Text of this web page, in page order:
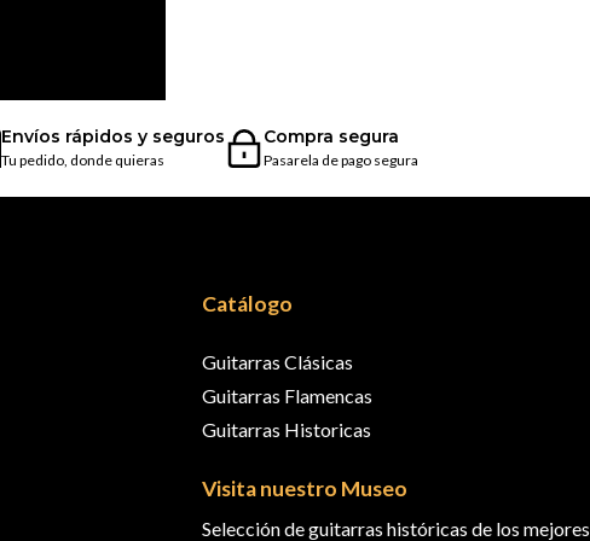
Envíos rápidos y seguros
Tu pedido, donde quieras
Compra segura
Pasarela de pago segura
Catálogo
Guitarras Clásicas
Guitarras Flamencas
Guitarras Historicas
Visita nuestro Museo
Selección de guitarras históricas de los mejores